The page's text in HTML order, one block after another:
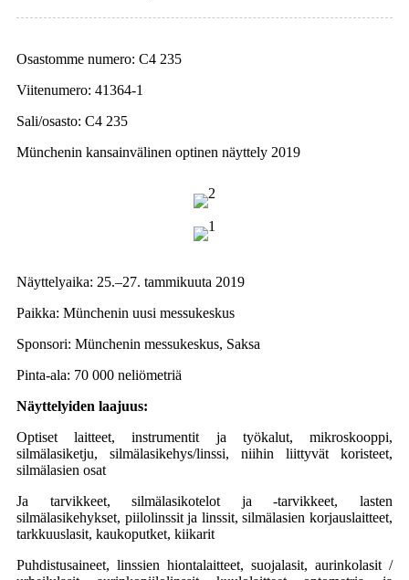
Osastomme numero: C4 235
Viitenumero: 41364-1
Sali/osasto: C4 235
Münchenin kansainvälinen optinen näyttely 2019
Näyttelyaika: 25.–27. tammikuuta 2019
Paikka: Münchenin uusi messukeskus
Sponsori: Münchenin messukeskus, Saksa
Pinta-ala: 70 000 neliömetriä
Näyttelyiden laajuus:
Optiset laitteet, instrumentit ja työkalut, mikroskooppi,
silmälasiketju, silmälasikehys/linssi, niihin liittyvät koristeet,
silmälasien osat
Ja tarvikkeet, silmälasikotelot ja -tarvikkeet, lasten
silmälasikehykset, piilolinssit ja linssit, silmälasien korjauslaitteet,
tarkkuuslasit, kaukoputket, kiikarit
Puhdistusaineet, linssien hiontalaitteet, suojalasit, aurinkolasit /